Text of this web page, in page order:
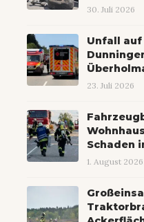
30. Juli 2026
Unfall auf
23. Juli 2026
Schaden
1. August 2026